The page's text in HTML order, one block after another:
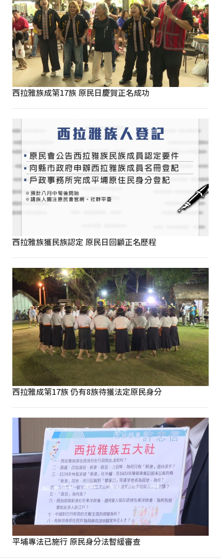
西拉雅族成第17族 原民日慶賀正名成功
西拉雅族獲民族認定 原民日回顧正名歷程
西拉雅成第17族 仍有8族待獲法定原民身分
平埔專法已施行 原民身分法暫緩審查